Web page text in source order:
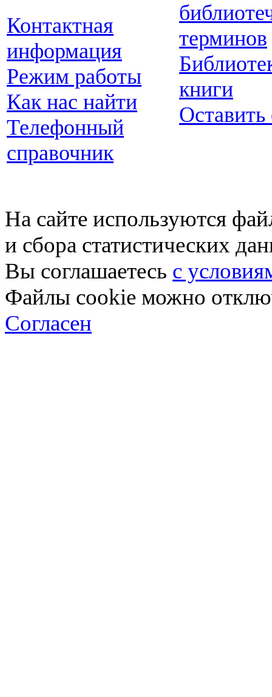
Контактная
информация
Режим работы
Как нас найти
Телефонный
справочник
терминов
книги
Оставить
На сайте используются
и сбора статистических
Вы соглашаетесь с
Файлы cookie можно
Согласен